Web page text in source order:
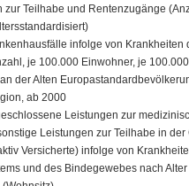
zur Teilhabe und Rentenzugänge
infolge von Krankheiten
je 100.000 Einwohner, je
der Alten
ab 2000
Leistungen zur
Leistungen zur Teilhabe in der
Versicherte) infolge von
und des Bindegewebes nach Alter